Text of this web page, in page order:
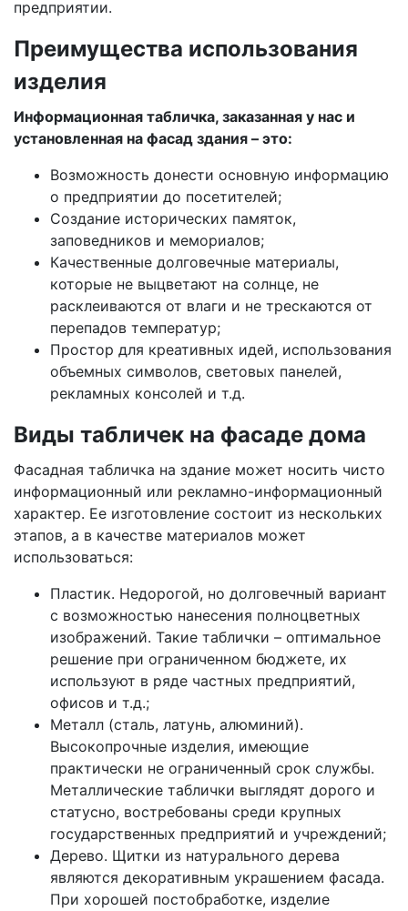
предприятии.
Преимущества использования
изделия
Информационная табличка, заказанная у нас и
установленная на фасад здания – это:
Возможность донести основную информацию
о предприятии до посетителей;
Создание исторических памяток,
заповедников и мемориалов;
Качественные долговечные материалы,
которые не выцветают на солнце, не
расклеиваются от влаги и не трескаются от
перепадов температур;
Простор для креативных идей, использования
объемных символов, световых панелей,
рекламных консолей и т.д.
Виды табличек на фасаде дома
Фасадная табличка на здание может носить чисто
информационный или рекламно-информационный
характер. Ее изготовление состоит из нескольких
этапов, а в качестве материалов может
использоваться:
Пластик. Недорогой, но долговечный вариант
с возможностью нанесения полноцветных
изображений. Такие таблички – оптимальное
решение при ограниченном бюджете, их
используют в ряде частных предприятий,
офисов и т.д.;
Металл (сталь, латунь, алюминий).
Высокопрочные изделия, имеющие
практически не ограниченный срок службы.
Металлические таблички выглядят дорого и
статусно, востребованы среди крупных
государственных предприятий и учреждений;
Дерево. Щитки из натурального дерева
являются декоративным украшением фасада.
При хорошей постобработке, изделие